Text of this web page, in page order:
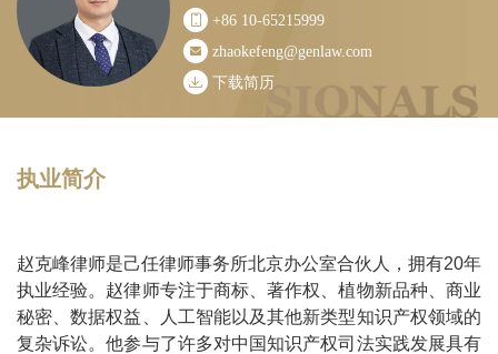
+86 10-65215999
zhaokefeng@genlaw.com
下载简历
执业简介
赵克峰律师是己任律师事务所北京办公室合伙人，拥有20年
执业经验。赵律师专注于商标、著作权、植物新品种、商业
秘密、数据权益、人工智能以及其他新类型知识产权领域的
复杂诉讼。他参与了许多对中国知识产权司法实践发展具有